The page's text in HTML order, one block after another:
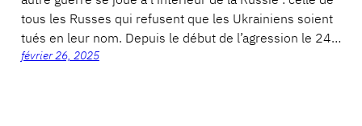
tous les Russes qui refusent que les Ukrainiens soient
tués en leur nom. Depuis le début de l’agression le 24…
février 26, 2025